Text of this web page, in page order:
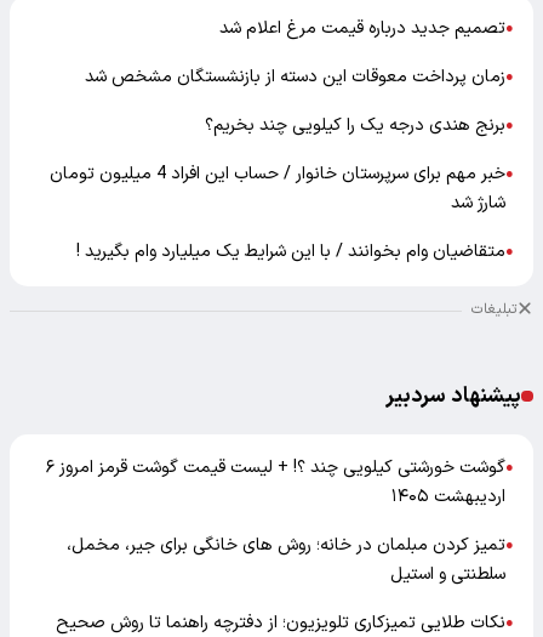
●تصمیم جدید درباره قیمت مرغ اعلام شد
●زمان پرداخت معوقات این دسته از بازنشستگان مشخص شد
●برنج هندی درجه یک را کیلویی چند بخریم؟
●
خبر مهم برای سرپرستان خانوار / حساب این افراد 4 میلیون تومان
شارژ شد
●متقاضیان وام بخوانند / با این شرایط یک میلیارد وام بگیرید !
تبلیغات
پیشنهاد سردبیر
●
گوشت خورشتی کیلویی چند ؟! + لیست قیمت گوشت قرمز امروز ۶
اردیبهشت ۱۴۰۵
●تمیز کردن مبلمان در خانه؛ روش های خانگی برای جیر، مخمل،
سلطنتی و استیل
●نکات طلایی تمیزکاری تلویزیون؛ از دفترچه راهنما تا روش صحیح